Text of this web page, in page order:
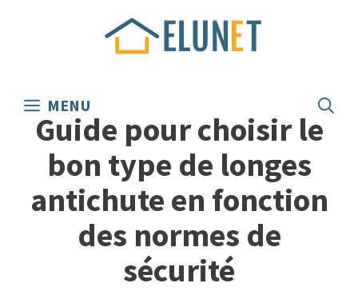
MENU
Guide pour choisir le
bon type de longes
antichute en fonction
des normes de
sécurité